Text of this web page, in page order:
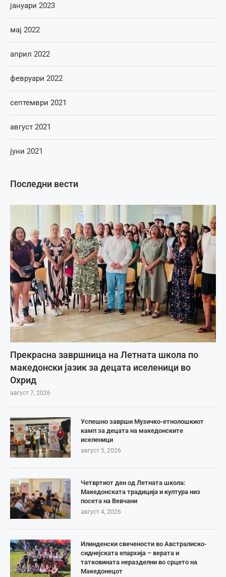
Последни вести
Прекрасна завршница на Летната школа по
македонски јазик за децата иселеници во
Охрид
август 7, 2026
Успешно заврши Музичко-етнолошкиот
камп за децата на македонските
иселеници
август 5, 2026
Четвртиот ден од Летната школа:
Македонската традиција и култура низ
посета на Вевчани
август 4, 2026
Илинденски свечености во Австралиско-
сиднејската епархија – верата и
татковината неразделни во срцето на
Македонецот
јануари 2023
мај 2022
април 2022
февруари 2022
септември 2021
август 2021
јуни 2021